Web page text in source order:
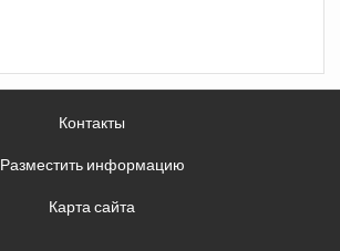
Контакты
Разместить информацию
Карта сайта